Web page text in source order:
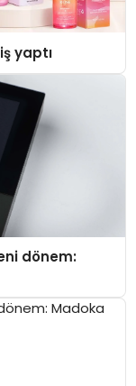
yaptı
dönem: